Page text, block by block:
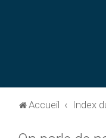
Accueil Index